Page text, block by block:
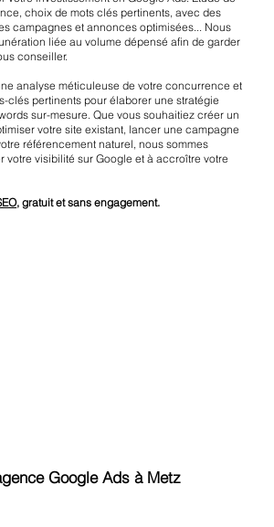
Google Ads à Metz
choix de mots clés pertinents, avec des
campagnes et annonces optimisées... Nous
liée au volume dépensé afin de garder
conseiller.
analyse méticuleuse de votre concurrence et
clés pertinents pour élaborer une stratégie
sur-mesure. Que vous souhaitiez créer un
votre site existant, lancer une campagne
référencement naturel, nous sommes
votre visibilité sur Google et à accroître votre
, gratuit et sans engagement.